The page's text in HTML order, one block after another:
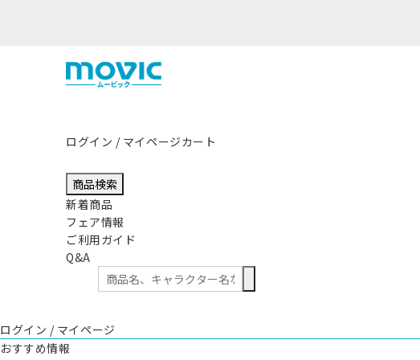
ログイン / マイページカート
商品検索
新着商品
フェア情報
ご利用ガイド
Q&A
ログイン / マイページ
おすすめ情報